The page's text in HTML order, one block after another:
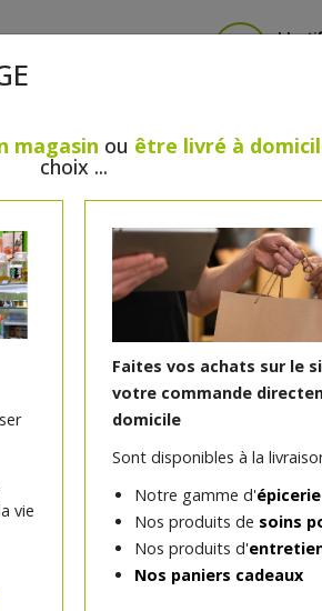
SANS GLUTEN, SANS
HUILES ESSENTIELLES MAISON
magasin ou être livré à
choix ...
vie
Faites vos achats sur le
votre commande
domicile
Sont disponibles à la
Notre gamme d'
Nos produits de soins
Nos produits d'
Nos paniers cadeaux
Cougnolle sucre 250g
Ce produit est indisponible pour